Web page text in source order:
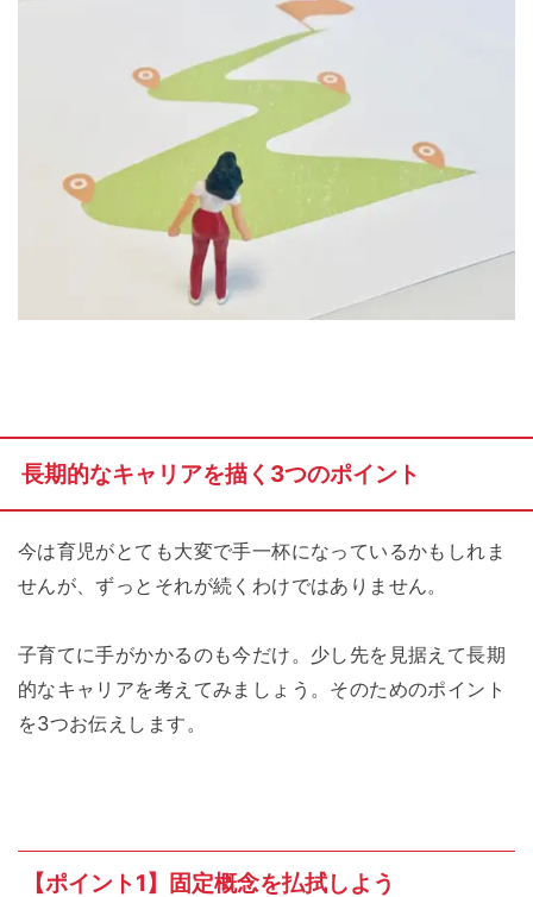
長期的なキャリアを描く3つのポイント
今は育児がとても大変で手一杯になっているかもしれま
せんが、ずっとそれが続くわけではありません。
子育てに手がかかるのも今だけ。少し先を見据えて長期
的なキャリアを考えてみましょう。そのためのポイント
を3つお伝えします。
【ポイント1】固定概念を払拭しよう